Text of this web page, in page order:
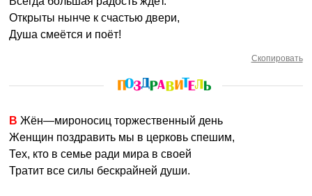
Открыты нынче к счастью двери,
Душа смеётся и поёт!
Скопировать
В Жён—мироносиц торжественный день
Женщин поздравить мы в церковь спешим,
Тех, кто в семье ради мира в своей
Тратит все силы бескрайней души.